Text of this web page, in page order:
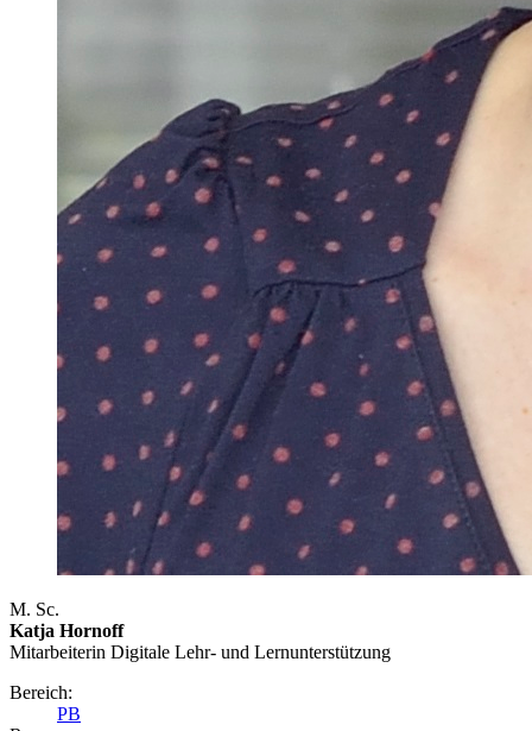
M. Sc.
Katja Hornoff
Mitarbeiterin Digitale Lehr- und Lernunterstützung
Bereich:
PB